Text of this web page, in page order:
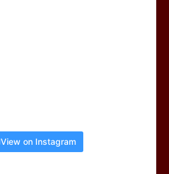
View on Instagram